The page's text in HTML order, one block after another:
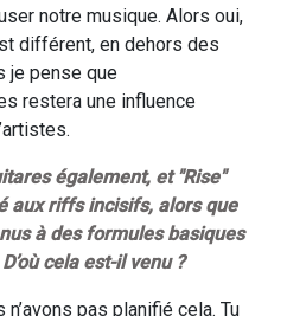
notre musique. Alors oui,
différent, en dehors des
je pense que
restera une influence
également, et "Rise"
aux riffs incisifs, alors que
à des formules basiques
cela est-il venu ?
pas planifié cela. Tu